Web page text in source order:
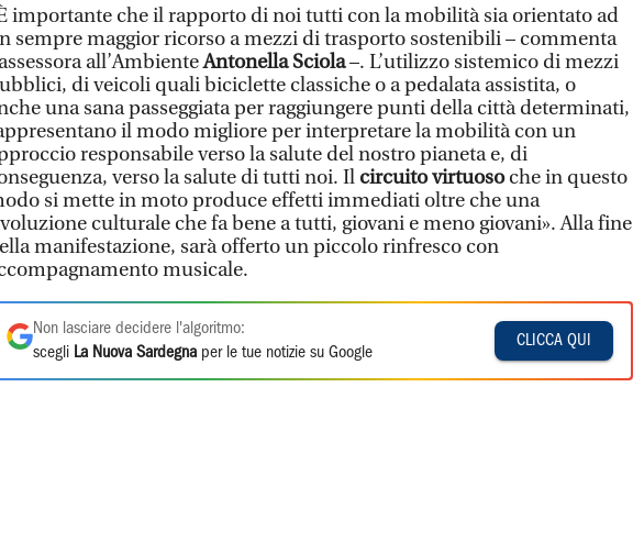
importante che il rapporto di noi tutti con la mobilità sia orientato ad
sempre maggior ricorso a mezzi di trasporto sostenibili – commenta
all’AmbienteAntonella Sciola–. L’utilizzo sistemico di mezzi
di veicoli quali biciclette classiche o a pedalata assistita, o
una sana passeggiata per raggiungere punti della città determinati,
il modo migliore per interpretare la mobilità con un
responsabile verso la salute del nostro pianeta e, di
verso la salute di tutti noi. Il circuito virtuosoche in questo
si mette in moto produce effetti immediati oltre che una
culturale che fa bene a tutti, giovani e meno giovani». Alla fine
manifestazione, sarà offerto un piccolo rinfresco con
musicale.
Non lasciare decidere l'algoritmo:
scegli La Nuova Sardegna per le tue notizie su Google
CLICCA QUI